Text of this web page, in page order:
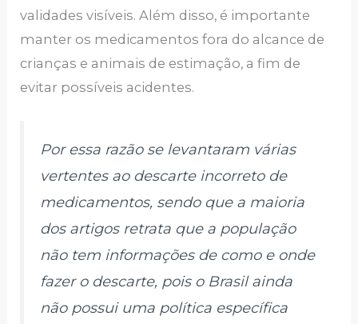
validades visíveis. Além disso, é importante
manter os medicamentos fora do alcance de
crianças e animais de estimação, a fim de
evitar possíveis acidentes.
Por essa razão se levantaram várias
vertentes ao descarte incorreto de
medicamentos, sendo que a maioria
dos artigos retrata que a população
não tem informações de como e onde
fazer o descarte, pois o Brasil ainda
não possui uma política específica